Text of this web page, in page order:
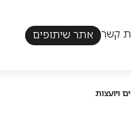
קשר אתר שיתופיםארגון שדרה
ויועצות